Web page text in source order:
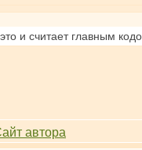
и считает главным